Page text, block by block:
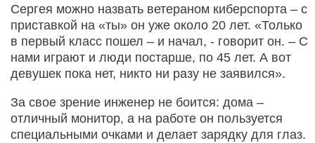
Сергея можно назвать ветераном киберспорта – с
приставкой на «ты» он уже около 20 лет. «Только
в первый класс пошел – и начал, - говорит он. – С
нами играют и люди постарше, по 45 лет. А вот
девушек пока нет, никто ни разу не заявился».
За свое зрение инженер не боится: дома –
отличный монитор, а на работе он пользуется
специальными очками и делает зарядку для глаз.